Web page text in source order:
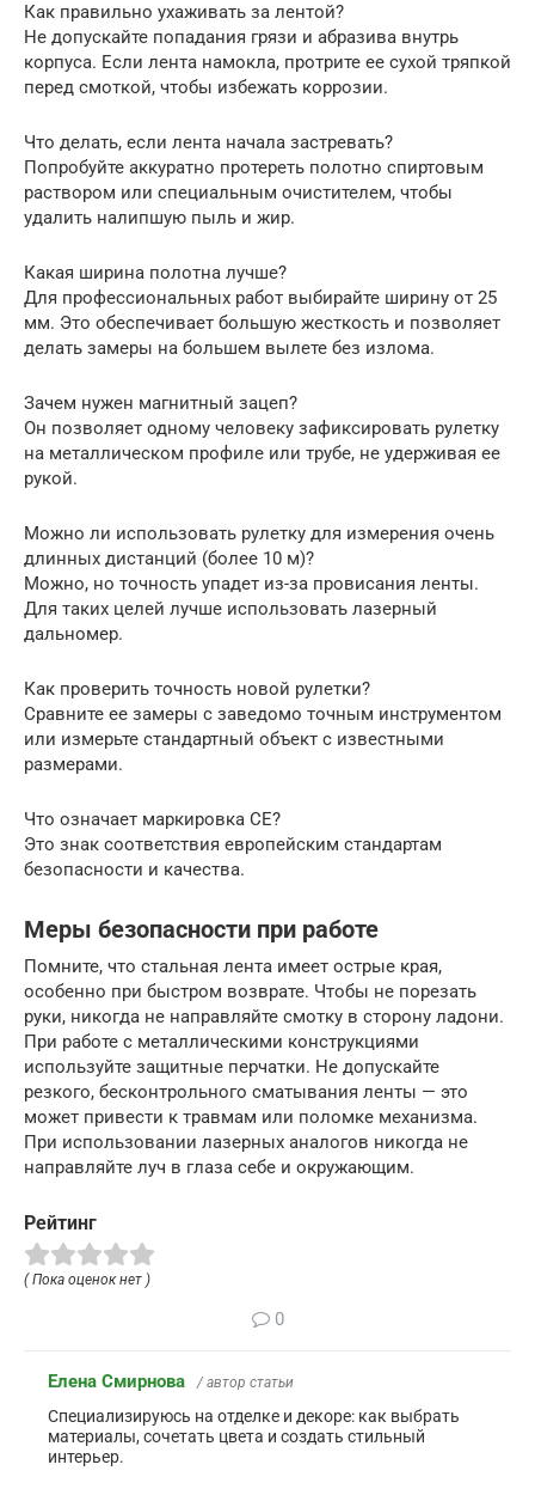
Как правильно ухаживать за лентой?
Не допускайте попадания грязи и абразива внутрь
корпуса. Если лента намокла, протрите ее сухой тряпкой
перед смоткой, чтобы избежать коррозии.
Что делать, если лента начала застревать?
Попробуйте аккуратно протереть полотно спиртовым
раствором или специальным очистителем, чтобы
удалить налипшую пыль и жир.
Какая ширина полотна лучше?
Для профессиональных работ выбирайте ширину от 25
мм. Это обеспечивает большую жесткость и позволяет
делать замеры на большем вылете без излома.
Зачем нужен магнитный зацеп?
Он позволяет одному человеку зафиксировать рулетку
на металлическом профиле или трубе, не удерживая ее
рукой.
Можно ли использовать рулетку для измерения очень
длинных дистанций (более 10 м)?
Можно, но точность упадет из-за провисания ленты.
Для таких целей лучше использовать лазерный
дальномер.
Как проверить точность новой рулетки?
Сравните ее замеры с заведомо точным инструментом
или измерьте стандартный объект с известными
размерами.
Что означает маркировка CE?
Это знак соответствия европейским стандартам
безопасности и качества.
Меры безопасности при работе
Помните, что стальная лента имеет острые края,
особенно при быстром возврате. Чтобы не порезать
руки, никогда не направляйте смотку в сторону ладони.
При работе с металлическими конструкциями
используйте защитные перчатки. Не допускайте
резкого, бесконтрольного сматывания ленты — это
может привести к травмам или поломке механизма.
При использовании лазерных аналогов никогда не
направляйте луч в глаза себе и окружающим.
Рейтинг
( Пока оценок нет )
0
Елена Смирнова / автор статьи
Специализируюсь на отделке и декоре: как выбрать
материалы, сочетать цвета и создать стильный
интерьер.